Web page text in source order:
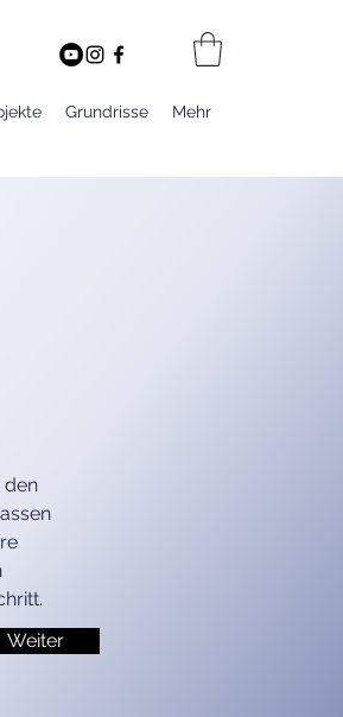
Grundrisse Mehr
den
Weiter